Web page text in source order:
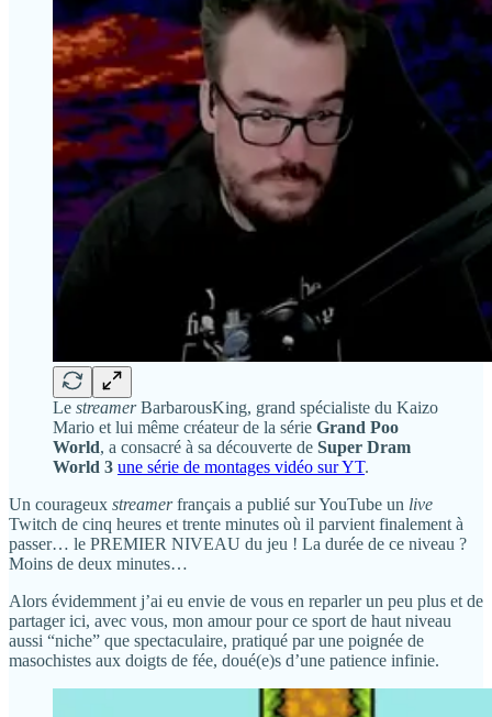
Le streamerBarbarousKing, grand spécialiste du Kaizo
Mario et lui même créateur de la série Grand Poo
World, a consacré à sa découverte de Super Dram
World 3 une série de montages vidéo sur YT.
Un courageux streamerfrançais a publié sur YouTube un live
Twitch de cinq heures et trente minutes où il parvient finalement à
passer… le PREMIER NIVEAU du jeu ! La durée de ce niveau ?
Moins de deux minutes…
Alors évidemment j’ai eu envie de vous en reparler un peu plus et de
partager ici, avec vous, mon amour pour ce sport de haut niveau
aussi “niche” que spectaculaire, pratiqué par une poignée de
masochistes aux doigts de fée, doué(e)s d’une patience infinie.